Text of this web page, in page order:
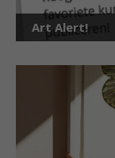
Art Alert!